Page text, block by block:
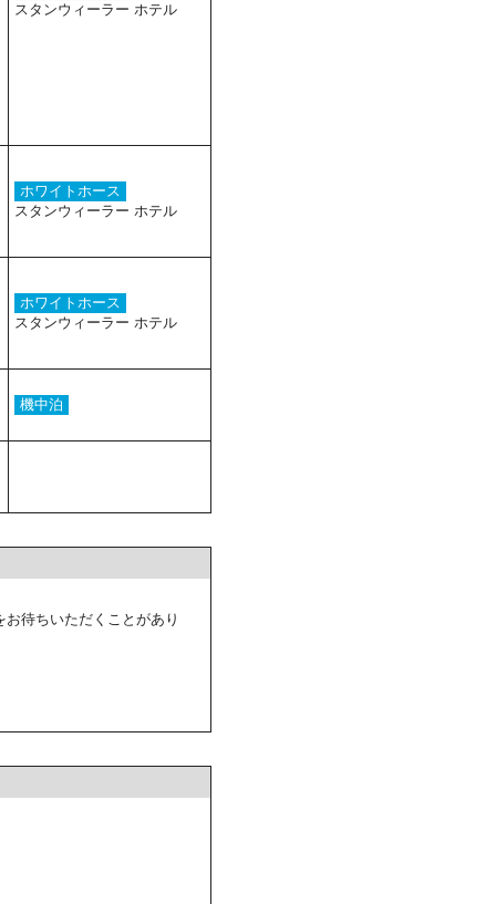
スタンウィーラー ホテル
ホワイトホース
スタンウィーラー ホテル
ホワイトホース
スタンウィーラー ホテル
機中泊
待ちいただくことがあり